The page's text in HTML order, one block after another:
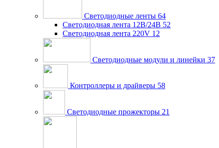
Светодиодные ленты 64
Светодиодная лента 12В/24В 52
Светодиодная лента 220V 12
Светодиодные модули и линейки 37
Контроллеры и драйверы 58
Светодиодные прожекторы 21